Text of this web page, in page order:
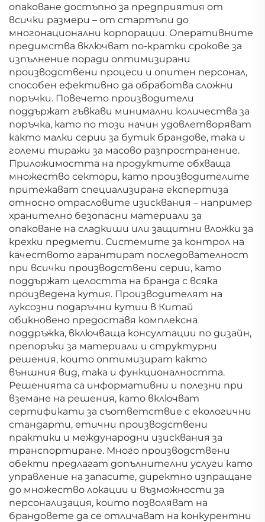
опаковане достъпно за предприятия от
всички размери – от стартъпи до
многонационални корпорации. Оперативните
предимства включват по-кратки срокове за
изпълнение поради оптимизирани
производствени процеси и опитен персонал,
способен ефективно да обработва сложни
поръчки. Повечето производители
поддържат гъвкави минимални количества за
поръчка, като по този начин удовлетворяват
както малки серии за бутик брандове, така и
големи тиражи за масово разпространение.
Приложимостта на продуктите обхваща
множество сектори, като производителите
притежават специализирана експертиза
относно отрасловите изисквания – например
хранително безопасни материали за
опаковане на сладкиши или защитни вложки за
крехки предмети. Системите за контрол на
качеството гарантират последователност
при всички производствени серии, като
поддържат целостта на бранда с всяка
произведена кутия. Производителят на
луксозни подаръчни кутии в Китай
обикновено предоставя комплексна
поддръжка, включваща консултации по дизайн,
препоръки за материали и структурни
решения, които оптимизират както
външния вид, така и функционалността.
Решенията са информативни и полезни при
вземане на решения, като включват
сертификати за съответствие с екологични
стандарти, етични производствени
практики и международни изисквания за
транспортиране. Много производствени
обекти предлагат допълнителни услуги като
управление на запасите, директно изпращане
до множество локации и възможности за
персонализация, които позволяват на
брандовете да се отличават на конкурентни